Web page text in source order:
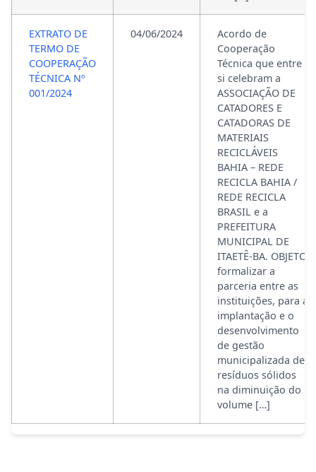
EXTRATO DE
TERMO DE
COOPERAÇÃO
TÉCNICA Nº
001/2024
04/06/2024
Acordo de
Cooperação
Técnica que entre
si celebram a
ASSOCIAÇÃO DE
CATADORES E
CATADORAS DE
MATERIAIS
RECICLÁVEIS
BAHIA – REDE
RECICLA BAHIA /
REDE RECICLA
BRASIL e a
PREFEITURA
MUNICIPAL DE
ITAETÊ-BA. OBJETO:
formalizar a
parceria entre as
instituições, para a
implantação e o
desenvolvimento
de gestão
municipalizada de
resíduos sólidos
na diminuição do
volume […]